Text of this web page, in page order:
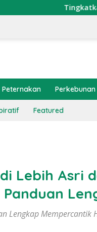
Tingkatkan Ekonomi
Peternakan Perkebunan
Featured
Lebih Asri
Lengkap Mempercantik